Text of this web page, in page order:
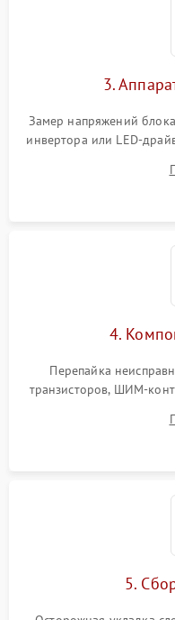
3.
Замер напряжений
инвертора или LED-
питания скалера и
4.
Перепайка
транзисторов, ШИМ-
памяти при
разборка матрицы и
5.